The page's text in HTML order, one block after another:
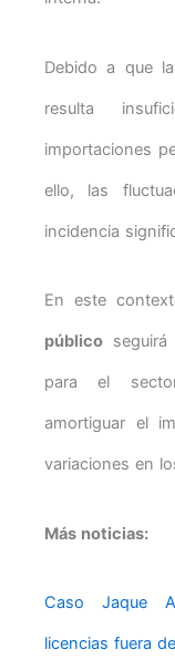
Debido a que
resulta
importaciones
ello, las
incidencia
En este
público
para el
amortiguar el
variaciones en
Más noticias:
Caso Jaque
licencias fuera